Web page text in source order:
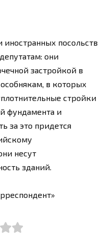
посольств
они
застройкой в
в которых
стройки
фундамента и
за это придется
несут
зданий.